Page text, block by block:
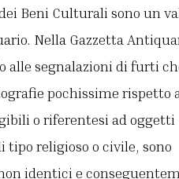
Beni Culturali sono un
Nella Gazzetta
alle segnalazioni di furti
pochissime rispetto
o riferentesi ad oggetti
religioso o civile, sono
identici e